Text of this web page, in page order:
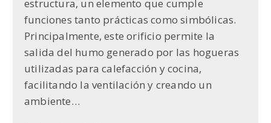
estructura, un elemento que cumple
funciones tanto prácticas como simbólicas.
Principalmente, este orificio permite la
salida del humo generado por las hogueras
utilizadas para calefacción y cocina,
facilitando la ventilación y creando un
ambiente…